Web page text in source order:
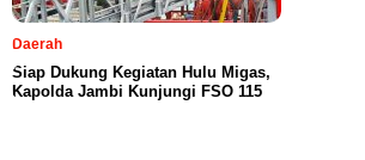
Daerah
Siap Dukung Kegiatan Hulu Migas,
Kapolda Jambi Kunjungi FSO 115